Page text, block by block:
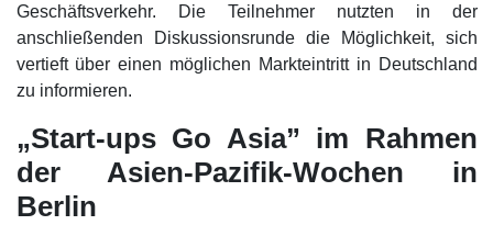
Geschäftsverkehr. Die Teilnehmer nutzten in der
anschließenden Diskussionsrunde die Möglichkeit, sich
vertieft über einen möglichen Markteintritt in Deutschland
zu informieren.
„Start-ups Go Asia” im Rahmen
der Asien-Pazifik-Wochen in
Berlin